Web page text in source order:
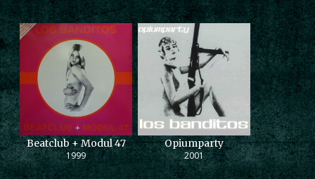
Beatclub + Modul 47
1999
Opiumparty
2001